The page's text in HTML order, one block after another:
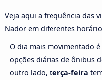
Veja aqui a frequência das
Nador em diferentes
O dia mais movimentado é
opções diárias de ônibus
outro lado, terça-feira